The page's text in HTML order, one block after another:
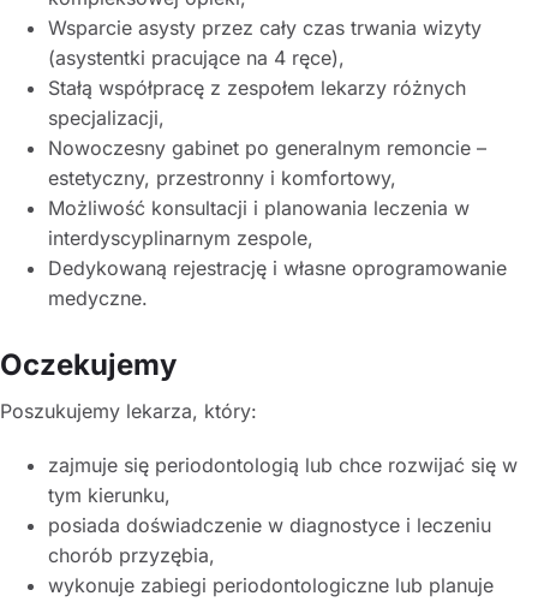
Wsparcie asysty przez cały czas trwania wizyty
(asystentki pracujące na 4 ręce),
Stałą współpracę z zespołem lekarzy różnych
specjalizacji,
Nowoczesny gabinet po generalnym remoncie –
estetyczny, przestronny i komfortowy,
Możliwość konsultacji i planowania leczenia w
interdyscyplinarnym zespole,
Dedykowaną rejestrację i własne oprogramowanie
medyczne.
Oczekujemy
Poszukujemy lekarza, który:
zajmuje się periodontologią lub chce rozwijać się w
tym kierunku,
posiada doświadczenie w diagnostyce i leczeniu
chorób przyzębia,
wykonuje zabiegi periodontologiczne lub planuje